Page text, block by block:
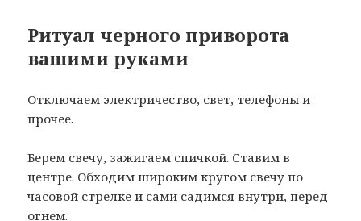
Ритуал черного приворота
вашими руками
Отключаем электричество, свет, телефоны и
прочее.
Берем свечу, зажигаем спичкой. Ставим в
центре. Обходим широким кругом свечу по
часовой стрелке и сами садимся внутри, перед
огнем.